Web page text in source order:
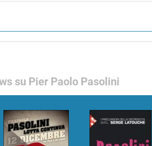
su Pier Paolo Pasolini